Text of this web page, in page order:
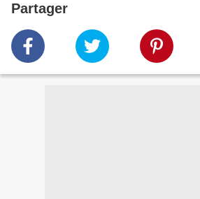
Partager